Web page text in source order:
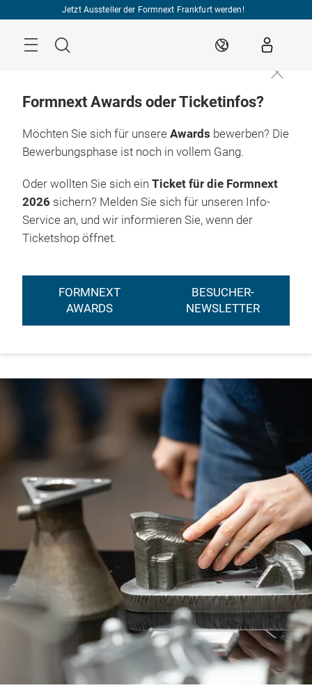
Jetzt Aussteller der Formnext Frankfurt werden!
Suche DE
Formnext Awards oder Ticketinfos?
Möchten Sie sich für unsere Awards bewerben? Die
Bewerbungsphase ist noch in vollem Gang.
Oder wollten Sie sich ein Ticket für die Formnext
2026 sichern? Melden Sie sich für unseren Info-
Service an, und wir informieren Sie, wenn der
Ticketshop öffnet.
FORMNEXT
AWARDS
BESUCHER-
NEWSLETTER
17. – 20.11.2026
Zum